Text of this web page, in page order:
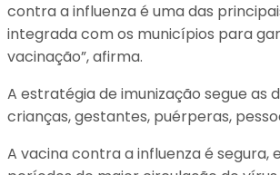
contra a influenza é uma das
integrada com os municípios para
vacinação”, afirma.
A estratégia de imunização segue as
crianças, gestantes, puérperas,
A vacina contra a influenza é